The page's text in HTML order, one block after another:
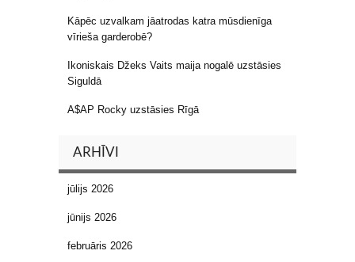
Kāpēc uzvalkam jāatrodas katra mūsdienīga
vīrieša garderobē?
Ikoniskais Džeks Vaits maija nogalē uzstāsies
Siguldā
A$AP Rocky uzstāsies Rīgā
ARHĪVI
jūlijs 2026
jūnijs 2026
februāris 2026